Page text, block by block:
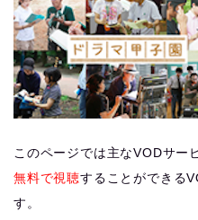
このページでは主なVODサー
無料で視聴することができる
す。